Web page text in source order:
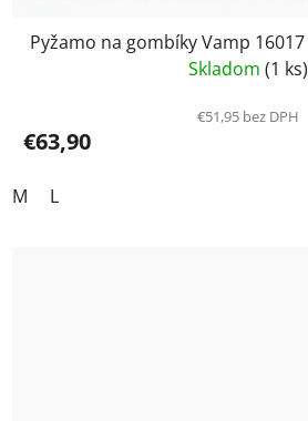
Pyžamo na gombíky Vamp 16017
Skladom (1 ks)
€51,95 bez DPH
€63,90
M L